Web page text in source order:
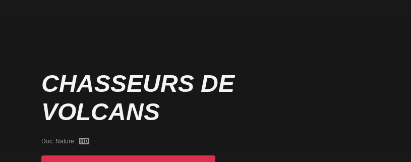
CHASSEURS DE
VOLCANS
Doc. Nature